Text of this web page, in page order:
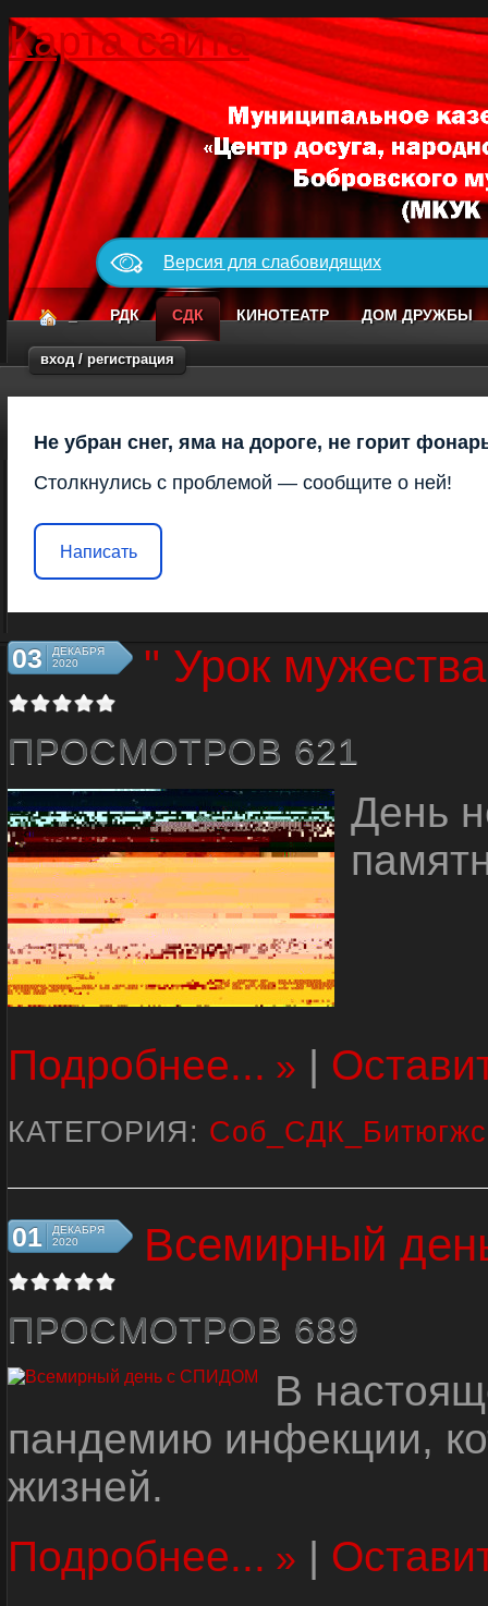
Карта сайта
Версия для слабовидящих
_ РДК СДК КИНОТЕАТР ДОМ ДРУЖБЫ
вход / регистрация
Не убран снег, яма на дороге, не горит
Столкнулись с проблемой — сообщите о ней!
Написать
03
ДЕКАБРЯ
2020
" Урок
ПРОСМОТРОВ 621
День
Подробнее... |
КАТЕГОРИЯ:
01
ДЕКАБРЯ
2020
Всемирный
ПРОСМОТРОВ 689
В
пандемию инфекции,
жизней.
Подробнее...
|